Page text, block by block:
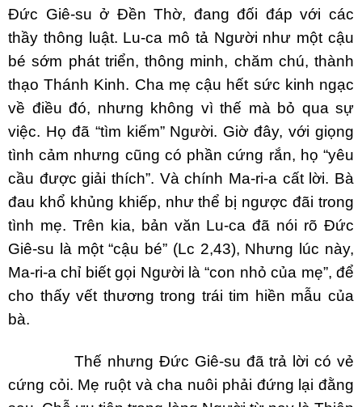
Đức Giê-su ở Đền Thờ, đang đối đáp với các
thầy thông luật. Lu-ca mô tả Người như một cậu
bé sớm phát triển, thông minh, chăm chú, thành
thạo Thánh Kinh. Cha mẹ cậu hết sức kinh ngạc
về điều đó, nhưng không vì thế mà bỏ qua sự
việc. Họ đã “tìm kiếm” Người. Giờ đây, với giọng
tình cảm nhưng cũng có phần cứng rắn, họ “yêu
cầu được giải thích”. Và chính Ma-ri-a cất lời. Bà
đau khổ khủng khiếp, như thể bị ngược đãi trong
tình mẹ. Trên kia, bản văn Lu-ca đã nói rõ Đức
Giê-su là một “cậu bé” (Lc 2,43), Nhưng lúc này,
Ma-ri-a chỉ biết gọi Người là “con nhỏ của mẹ”, để
cho thấy vết thương trong trái tim hiền mẫu của
bà.
Thế nhưng Đức Giê-su đã trả lời có vẻ
cứng cỏi. Mẹ ruột và cha nuôi phải đứng lại đằng